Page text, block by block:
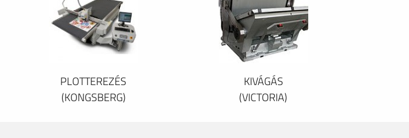
PLOTTEREZÉS
(KONGSBERG)
KIVÁGÁS
(VICTORIA)